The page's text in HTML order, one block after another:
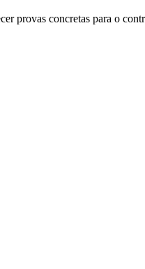
provas concretas para o